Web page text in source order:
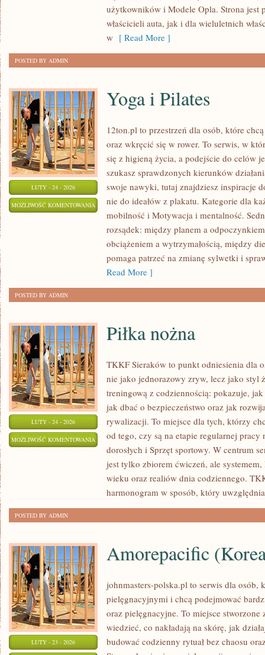
użytkowników i Modele Opla. Strona jest
właścicieli auta, jak i dla wieluletnich
w [ Read More ]
POSTED BY ADMIN
LUTY - 24 - 2026
MOŻLIWOŚĆ KOMENTOWANIA YOGA
PILATES
Yoga i Pilates
12ton.pl to przestrzeń dla osób, które
oraz wkręcić się w rower. To serwis, w
się z higieną życia, a podejście do celów
szukasz sprawdzonych kierunków
swoje nawyki, tutaj znajdziesz inspiracje
nie do ideałów z plakatu. Kategorie dla
mobilność i Motywacja i mentalność.
rozsądek: między planem a
obciążeniem a wytrzymałością, między
pomaga patrzeć na zmianę sylwetki i
Read More ]
POSTED BY ADMIN
LUTY - 24 - 2026
MOŻLIWOŚĆ KOMENTOWANIA PIŁKA
NOŻNA
Piłka nożna
TKKF Sieraków to punkt odniesienia dla
nie jako jednorazowy zryw, lecz jako styl
treningową z codziennością: pokazuje,
jak dbać o bezpieczeństwo oraz jak
rywalizacji. To miejsce dla tych, którzy
od tego, czy są na etapie regularnej pracy
dorosłych i Sprzęt sportowy. W centrum
jest tylko zbiorem ćwiczeń, ale
wieku oraz realiów dnia codziennego.
harmonogram w sposób, który uwzględnia
POSTED BY ADMIN
LUTY - 23 - 2026
Amorepacific
johnmasters-polska.pl to serwis dla osób,
pielęgnacyjnymi i chcą podejmować
oraz pielęgnacyjne. To miejsce
wiedzieć, co nakładają na skórę, jak
budować codzienny rytuał bez chaosu